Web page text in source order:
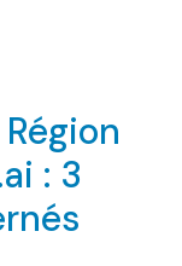
: 3